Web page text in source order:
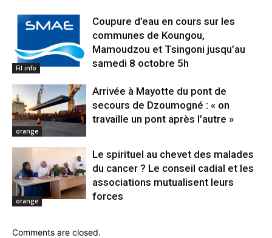
Fil info
Coupure d’eau en cours sur les
communes de Koungou,
Mamoudzou et Tsingoni jusqu’au
samedi 8 octobre 5h
orange
Arrivée à Mayotte du pont de
secours de Dzoumogné : « on
travaille un pont après l’autre »
orange
Le spirituel au chevet des malades
du cancer ? Le conseil cadial et les
associations mutualisent leurs
forces
Comments are closed.